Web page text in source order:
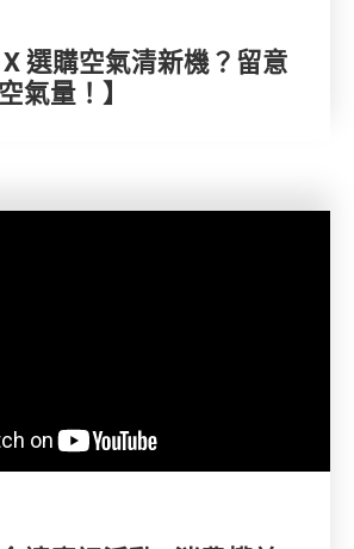
X 選購空氣清新機？留意
氣量！】